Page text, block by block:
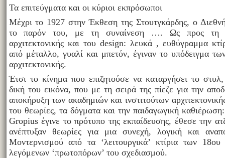
Τα επιτεύγματα και οι κύριοι εκπρόσωποι
Μέχρι το 1927 στην Έκθεση της Στουτγκάρδης, ο
το παρόν του, με τη συναίνεση …. Ως προς τη
αρχιτεκτονικής και του design: λευκά , ευθύγραμμα
από μέταλλο, γυαλί και μπετόν, έγιναν το υπόδειγμα
αρχιτεκτονικής.
Έτσι το κίνημα που επιζητούσε να καταργήσει το
δική του εικόνα, που με τη σειρά της πίεζε για την
αποκήρυξη των ακαδημιών και ινστιτούτων
του θεωρίες, τα δόγματα και την παιδαγωγική
Gropius έγινε το πρότυπο της εκπαίδευσης, έθεσε την
ανέπτυξαν θεωρίες για μια συνεχή, λογική και
Μοντερνισμού από τα ‘λειτουργικά’ κτίρια των
λεγόμενων ‘πρωτοπόρων’ του σχεδιασμού.